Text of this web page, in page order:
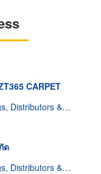
CARPET
& Manufacturers
ด
& Manufacturers